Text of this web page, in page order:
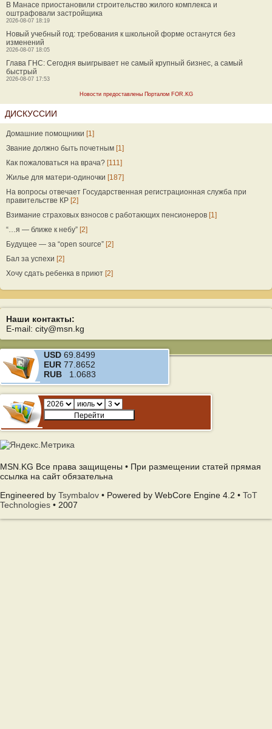
В Манасе приостановили строительство жилого комплекса и
оштрафовали застройщика
2026-08-07 18:19
Новый учебный год: требования к школьной форме останутся без
изменений
2026-08-07 18:05
Глава ГНС: Сегодня выигрывает не самый крупный бизнес, а самый
быстрый
2026-08-07 17:53
Новости предоставлены Порталом FOR.KG
ДИСКУССИИ
Домашние помощники [1]
Звание должно быть почетным [1]
Как пожаловаться на врача? [111]
Жилье для матери-одиночки [187]
На вопросы отвечает Государственная регистрационная служба при
правительстве КР [2]
Взимание страховых взносов с работающих пенсионеров [1]
“…я — ближе к небу” [2]
Будущее — за “open source” [2]
Бал за успехи [2]
Хочу сдать ребенка в приют [2]
Наши контакты:
E-mail: city@msn.kg
USD 69.8499
EUR 77.8652
RUB 1.0683
MSN.KG Все права защищены • При размещении статей прямая
ссылка на сайт обязательна
Engineered by Tsymbalov • Powered by WebCore Engine 4.2 • ToT
Technologies • 2007